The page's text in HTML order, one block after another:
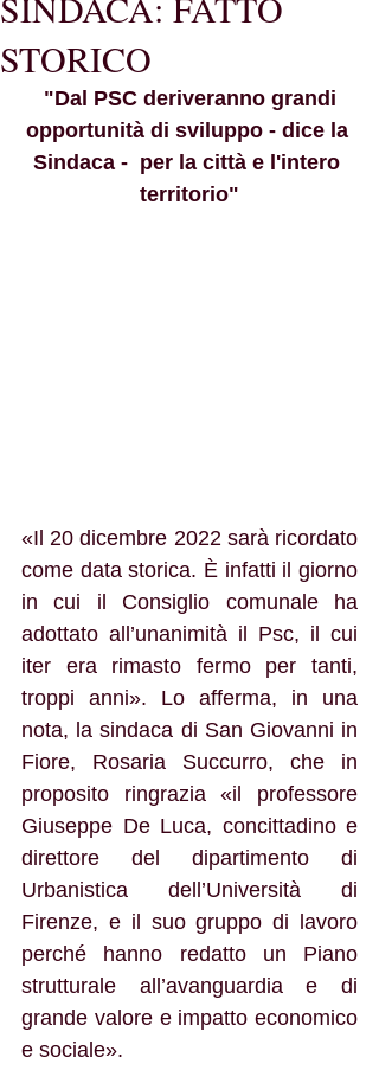
STORICO
opportunità di sviluppo - dice la
Sindaca -  per la città e l'intero
territorio"
«Il 20 dicembre 2022 sarà ricordato
come data storica. È infatti il giorno
in cui il Consiglio comunale ha
adottato all’unanimità il Psc, il cui
iter era rimasto fermo per tanti,
troppi anni». Lo afferma, in una
nota, la sindaca di San Giovanni in
Fiore, Rosaria Succurro, che in
proposito ringrazia «il professore
Giuseppe De Luca, concittadino e
direttore del dipartimento di
Urbanistica dell’Università di
Firenze, e il suo gruppo di lavoro
perché hanno redatto un Piano
strutturale all’avanguardia e di
grande valore e impatto economico
e sociale».